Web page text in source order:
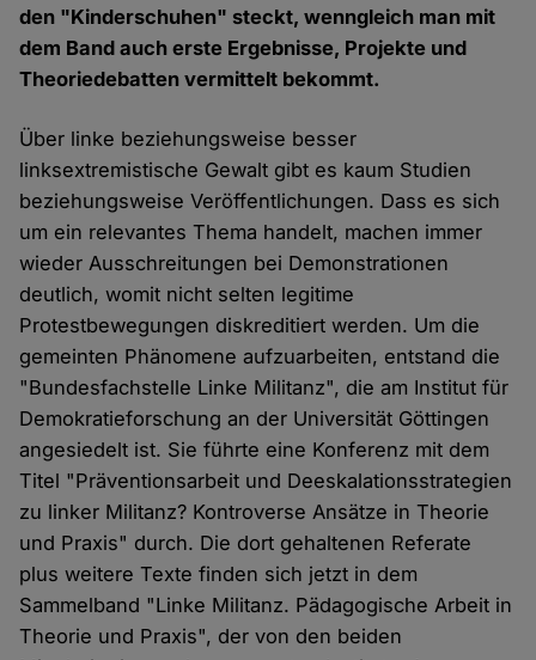
den "Kinderschuhen" steckt, wenngleich man mit
dem Band auch erste Ergebnisse, Projekte und
Theoriedebatten vermittelt bekommt.
Über linke beziehungsweise besser
linksextremistische Gewalt gibt es kaum Studien
beziehungsweise Veröffentlichungen. Dass es sich
um ein relevantes Thema handelt, machen immer
wieder Ausschreitungen bei Demonstrationen
deutlich, womit nicht selten legitime
Protestbewegungen diskreditiert werden. Um die
gemeinten Phänomene aufzuarbeiten, entstand die
"Bundesfachstelle Linke Militanz", die am Institut für
Demokratieforschung an der Universität Göttingen
angesiedelt ist. Sie führte eine Konferenz mit dem
Titel "Präventionsarbeit und Deeskalationsstrategien
zu linker Militanz? Kontroverse Ansätze in Theorie
und Praxis" durch. Die dort gehaltenen Referate
plus weitere Texte finden sich jetzt in dem
Sammelband "Linke Militanz. Pädagogische Arbeit in
Theorie und Praxis", der von den beiden